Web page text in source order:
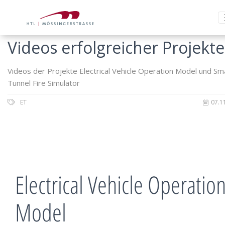
Videos erfolgreicher Projekte
Videos der Projekte Electrical Vehicle Operation Model und
Tunnel Fire Simulator
ET
Electrical Vehicle
Model